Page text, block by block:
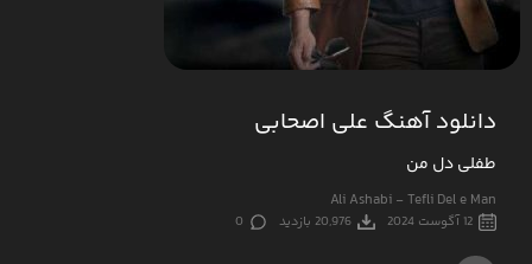
دانلود آهنگ علی اصحابی
طفلی دل من
Ali Ashabi - Tefli Del e Man
12 آگوست 2024 20,976 بازدید 0